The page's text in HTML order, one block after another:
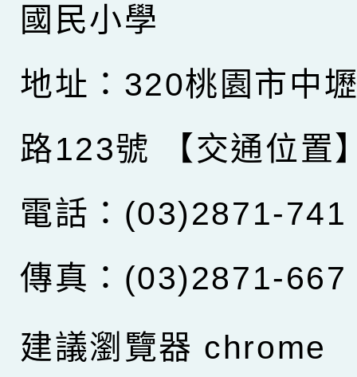
國民小學
地址：320桃園市中
路123號
【交通位置
電話：(03)2871-741
傳真：(03)2871-667
建議瀏覽器 chrome